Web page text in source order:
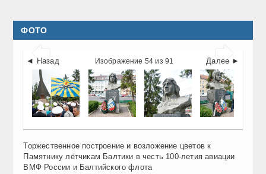
ФОТО
 
◄ Назад Далее ►
Изображение 54 из 91
Торжественное построение и возложение цветов к
Памятнику лётчикам Балтики в честь 100-летия авиации
ВМФ России и Балтийского флота